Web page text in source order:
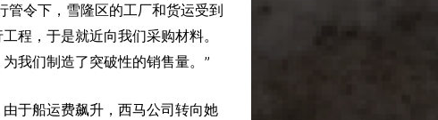
管令下，雪隆区的工厂和货运受到
程，于是就近向我们采购材料。
我们制造了突破性的销售量。”
于船运费飙升，西马公司转向她